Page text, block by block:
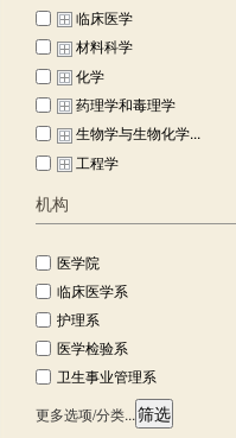
生物学
农业科学
社会学
机械工程
环境科学与工程
电子电信
语言文字
临床医学
材料科学
化学
药理学和毒理学
生物学与生物化学...
工程学
分子生物学与遗传...
农业科学
社会科学总论
机构
医学院
临床医学系
护理系
医学检验系
卫生事业管理系
更多选项/分类...筛选